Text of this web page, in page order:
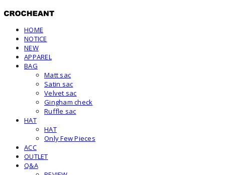
HOME
NOTICE
NEW
APPAREL
BAG
Matt sac
Satin sac
Velvet sac
Gingham check
Ruffle sac
HAT
HAT
Only Few Pieces
ACC
OUTLET
Q&A